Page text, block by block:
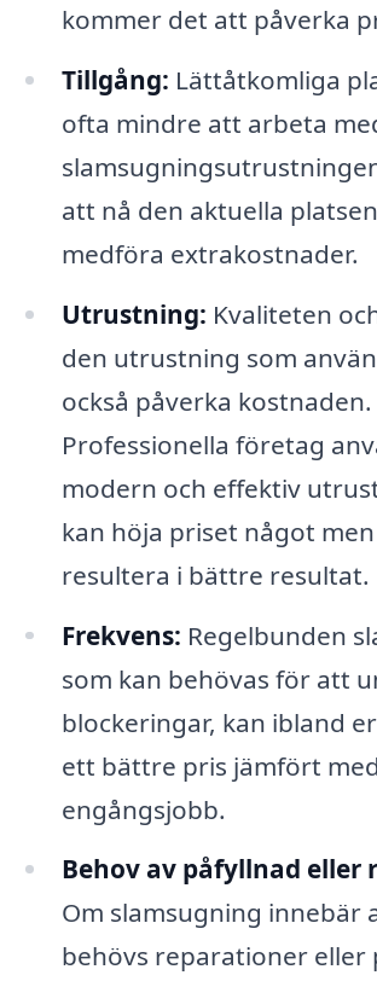
kommer det att påverka
Tillgång: Lättåtkomliga
ofta mindre att arbeta
att nå den aktuella
medföra extrakostnader.
Utrustning: Kvaliteten
den utrustning som
också påverka kostnaden.
Professionella företag
modern och effektiv
kan höja priset något
resultera i bättre resultat.
Frekvens: Regelbunden
som kan behövas för att
blockeringar, kan ibland
ett bättre pris jämfört med
engångsjobb.
Behov av påfyllnad eller
Om slamsugning innebär
behövs reparationer eller